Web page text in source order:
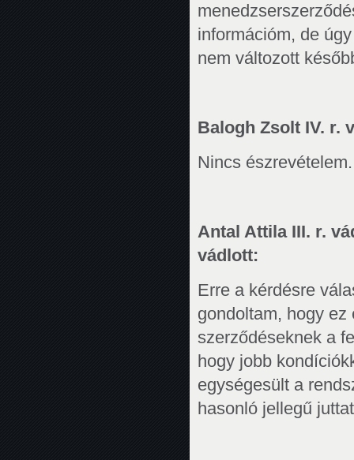
információm, de
nem változott
Balogh Zsolt IV. r.
Nincs észrevételem.
Antal Attila III. r.
vádlott:
Erre a kérdésre
gondoltam, hogy
szerződéseknek a
hogy jobb
egységesült a
hasonló jellegű